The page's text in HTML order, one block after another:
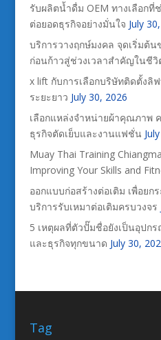
รับผลิตน้ำดื่ม OEM ทางเลือกที่
ต่อยอดธุรกิจอย่างมั่นใจ July
บริการวางฤกษ์มงคล จุดเริ่มต้
ก่อนก้าวสู่ช่วงเวลาสำคัญในชีวิ
x lift กับการเลือกบริษัทติดตั้งลิ
ระยะยาว July 30, 2026
เลือกแหล่งจำหน่ายผ้าคุณภาพ
ธุรกิจตัดเย็บและงานแฟชั่น
Muay Thai Training
Improving Your Skills and
ออกแบบก่อสร้างต่อเติม เพื่อย
บริการรับเหมาต่อเติมครบวงจร
5 เหตุผลที่ตัวปั๊มชื่อยังเป็นอุป
และธุรกิจทุกขนาด July 30,
Tag